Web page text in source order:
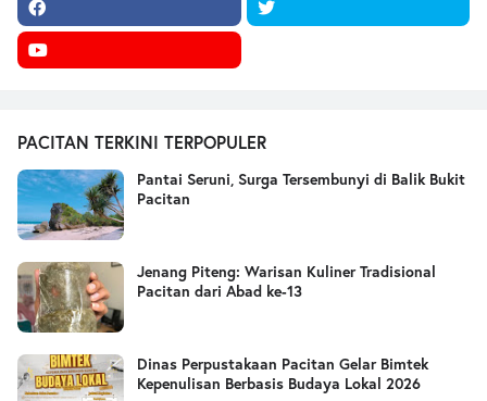
PACITAN TERKINI TERPOPULER
Pantai Seruni, Surga Tersembunyi di Balik Bukit
Pacitan
Jenang Piteng: Warisan Kuliner Tradisional
Pacitan dari Abad ke-13
Dinas Perpustakaan Pacitan Gelar Bimtek
Kepenulisan Berbasis Budaya Lokal 2026